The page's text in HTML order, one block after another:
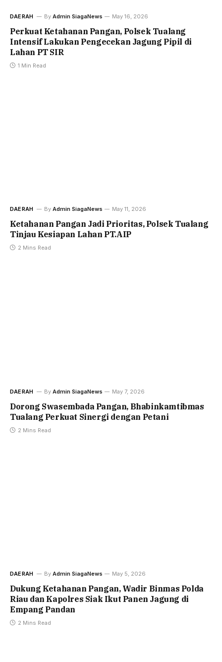
DAERAH By Admin SiagaNews May 16, 2026
Perkuat Ketahanan Pangan, Polsek Tualang
Intensif Lakukan Pengecekan Jagung Pipil di
Lahan PT SIR
1 Min Read
DAERAH By Admin SiagaNews May 11, 2026
Ketahanan Pangan Jadi Prioritas, Polsek Tualang
Tinjau Kesiapan Lahan PT.AIP
2 Mins Read
DAERAH By Admin SiagaNews May 7, 2026
Dorong Swasembada Pangan, Bhabinkamtibmas
Tualang Perkuat Sinergi dengan Petani
2 Mins Read
DAERAH By Admin SiagaNews May 5, 2026
Dukung Ketahanan Pangan, Wadir Binmas Polda
Riau dan Kapolres Siak Ikut Panen Jagung di
Empang Pandan
2 Mins Read